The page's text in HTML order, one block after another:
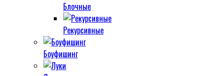
Блочные
Рекурсивные
Боуфишинг